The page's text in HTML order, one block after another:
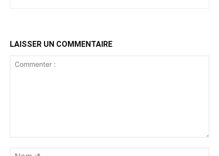
LAISSER UN COMMENTAIRE